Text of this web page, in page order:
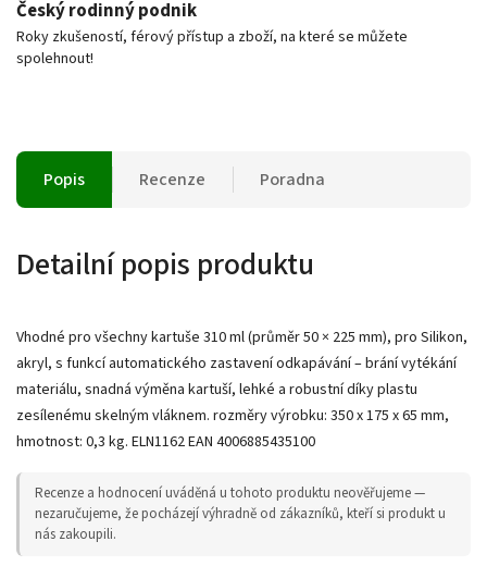
Český rodinný podnik
Roky zkušeností, férový přístup a zboží, na které se můžete
spolehnout!
Popis Recenze Poradna
Detailní popis produktu
Vhodné pro všechny kartuše 310 ml (průměr 50 × 225 mm), pro Silikon,
akryl, s funkcí automatického zastavení odkapávání – brání vytékání
materiálu, snadná výměna kartuší, lehké a robustní díky plastu
zesílenému skelným vláknem. rozměry výrobku: 350 x 175 x 65 mm,
hmotnost: 0,3 kg. ELN1162 EAN 4006885435100
Recenze a hodnocení uváděná u tohoto produktu neověřujeme —
nezaručujeme, že pocházejí výhradně od zákazníků, kteří si produkt u
nás zakoupili.